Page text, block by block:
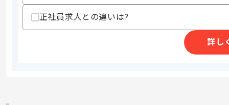
スキルに不安がある方へ
正社員求人との違いは?
詳し